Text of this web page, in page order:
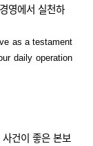
영에서 실천하
as a testament
daily operation
건이 좋은 본보